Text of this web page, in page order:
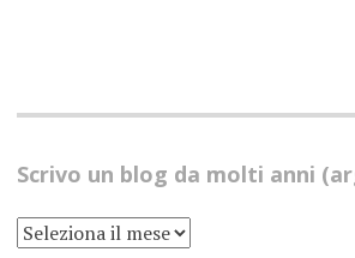
Scrivo un blog da molti anni
SCRIVO
UN